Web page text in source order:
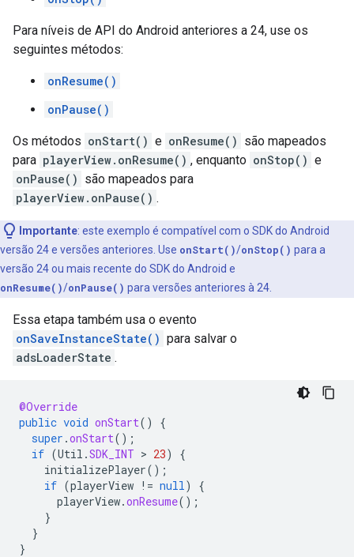
Para níveis de API do Android anteriores a 24, use os
seguintes métodos:
onResume()
onPause()
Os métodos onStart() e onResume() são mapeados
para playerView.onResume() , enquanto onStop() e
onPause() são mapeados para
playerView.onPause() .
Importante: este exemplo é compatível com o SDK do Android
versão 24 e versões anteriores. Use onStart()/onStop() para a
versão 24 ou mais recente do SDK do Android e
onResume()/onPause() para versões anteriores à 24.
Essa etapa também usa o evento
onSaveInstanceState() para salvar o
adsLoaderState .
@Override
public void onStart()
{
super .onStart();
if (Util .SDK_INT > 23)
{
initializePlayer();
if (playerView != null)
{
playerView.onResume();
}
}
}